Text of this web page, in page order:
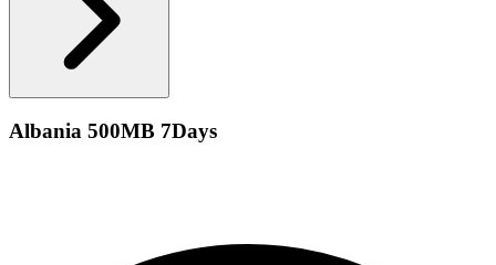
Albania 500MB 7Days